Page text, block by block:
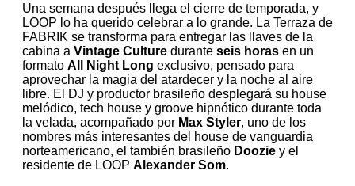
Una semana después llega el cierre de temporada, y
LOOP lo ha querido celebrar a lo grande. La Terraza de
FABRIK se transforma para entregar las llaves de la
cabina a Vintage Culture durante seis horas en un
formato All Night Long exclusivo, pensado para
aprovechar la magia del atardecer y la noche al aire
libre. El DJ y productor brasileño desplegará su house
melódico, tech house y groove hipnótico durante toda
la velada, acompañado por Max Styler, uno de los
nombres más interesantes del house de vanguardia
norteamericano, el también brasileño Doozie y el
residente de LOOP Alexander Som.